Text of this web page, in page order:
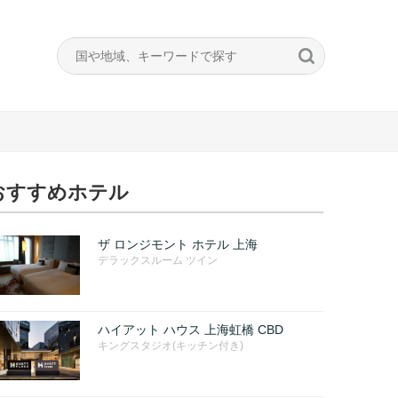
すすめホテル
ザ ロンジモント ホテル 上海
デラックスルーム ツイン
ハイアット ハウス 上海虹橋 CBD
キングスタジオ(キッチン付き)